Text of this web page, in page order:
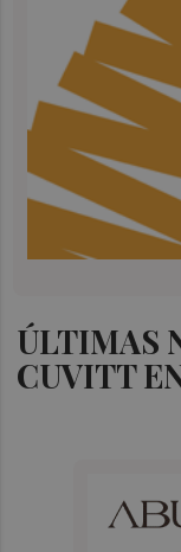
ÚLTIMAS
CUVITT